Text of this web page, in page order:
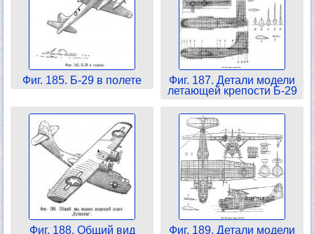
Фиг. 185. Б-29 в полете
Фиг. 187. Детали модели
летающей крепости Б-29
Фиг. 188. Общий вид
Фиг. 189. Детали модели